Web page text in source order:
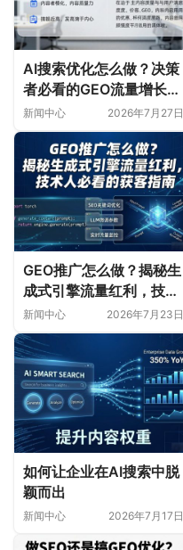
AI搜索优化怎么做？决策
者必看的GEO流量增长指
南
新闻中心 2026年7月27日
GEO推广怎么做？揭秘生
成式引擎流量红利，技术
人必看的获客指南
新闻中心 2026年7月23日
如何让企业在AI搜索中脱
颖而出
新闻中心 2026年7月17日